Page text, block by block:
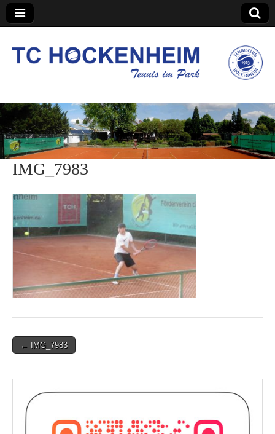
TC Hockenheim
IMG_7983
Post← IMG_7983